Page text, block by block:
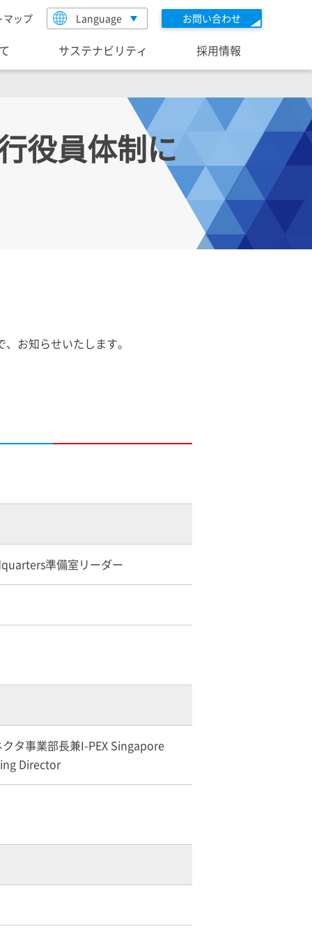
マップ Language お問い合わせ
サステナビリティ 採用情報
役員体制に
お知らせいたします。
準備室リーダー
タ事業部長兼I-PEX Singapore
Director